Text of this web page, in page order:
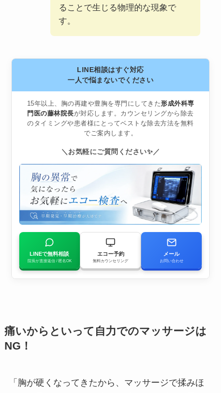
ることで生じる物理的な現象で
す。
LINE相談はすぐ対応
一人で悩まないでください
15年以上、胸の再建や豊胸を専門にしてきた形成外科専
門医の藤林院長が対応します。カウンセリングから除去
のタイミングや患者様にとってベストな除去方法を無料
でご案内します。
＼お気軽にご質問ください✨／
LINEで無料相談
院長が直接返信 / 匿名OK
エコー予約
無料カウンセリング
メール
お問い合わせ
痛いからといって自力でのマッサージは
NG！
「胸が硬くなってきたから、マッサージで揉みほ